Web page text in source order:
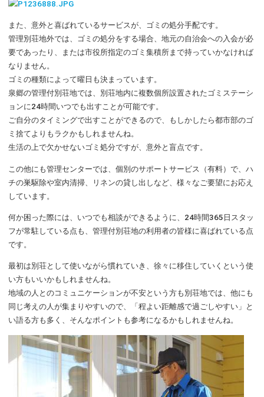
また、意外と喜ばれているサービスが、ゴミの処分手配です。
管理別荘地外では、ゴミの処分をする場合、地元の自治会への入会が必
要であったり、または市役所指定のゴミ集積所まで持っていかなければ
なりません。
ゴミの種類によって曜日も決まっています。
泉郷の管理付別荘地では、別荘地内に複数個所設置されたゴミステーシ
ョンに24時間いつでも出すことが可能です。
ご自分のタイミングで出すことができるので、もしかしたら都市部のゴ
ミ捨てよりもラクかもしれませんね。
生活の上で欠かせないゴミ処分ですが、意外と盲点です。
この他にも管理センターでは、個別のサポートサービス（有料）で、ハ
チの巣駆除や室内清掃、リネンの貸し出しなど、様々なご要望にお応え
しています。
何か困った際には、いつでも相談ができるように、24時間365日スタッ
フが常駐している点も、管理付別荘地の利用者の皆様に喜ばれている点
です。
最初は別荘として使いながら慣れていき、徐々に移住していくという使
い方もいいかもしれませんね。
地域の人とのコミュニケーションが不安という方も別荘地では、他にも
同じ考えの人が集まりやすいので、「程よい距離感で過ごしやすい」と
い語る方も多く、そんなポイントも参考になるかもしれませんね。